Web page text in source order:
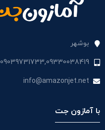
بوشهر
09039731733,09330038419
info@amazonjet.net
با آمازون جت